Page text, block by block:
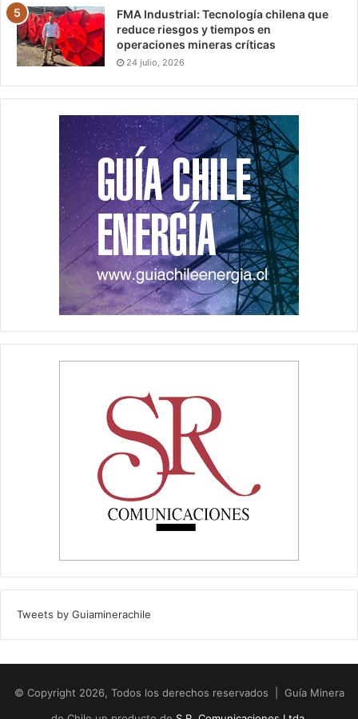
FMA Industrial: Tecnología chilena que
reduce riesgos y tiempos en
operaciones mineras críticas
24 julio, 2026
Tweets by Guiaminerachile
© Copyright 2026, Todos los derechos reservados | Guía Minera